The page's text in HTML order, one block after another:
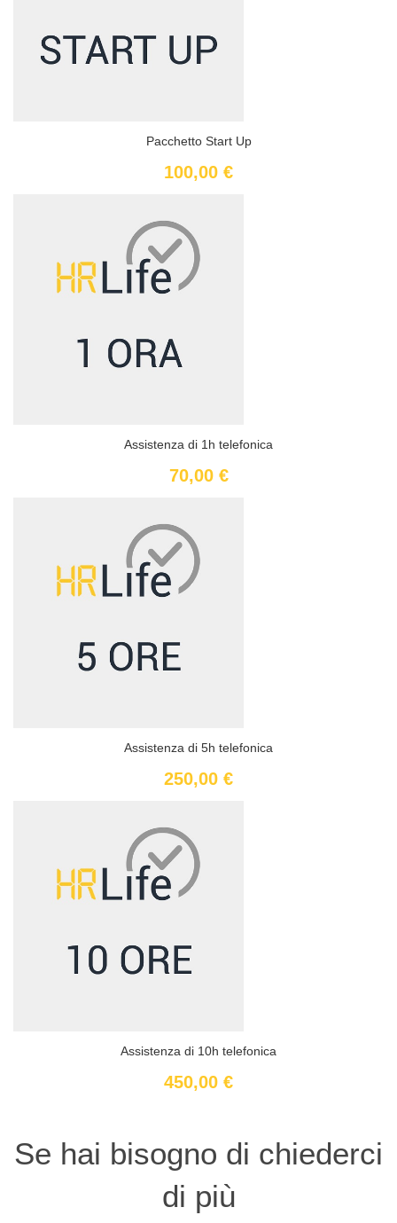
Pacchetto Start Up
100,00 €
Assistenza di 1h telefonica
70,00 €
Assistenza di 5h telefonica
250,00 €
Assistenza di 10h telefonica
450,00 €
Se hai bisogno di chiederci
di più